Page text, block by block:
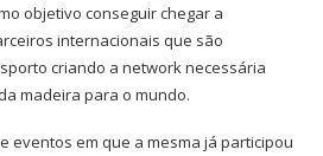
objetivo conseguir chegar a
internacionais que são
criando a network necessária
madeira para o mundo.
eventos em que a mesma já participou